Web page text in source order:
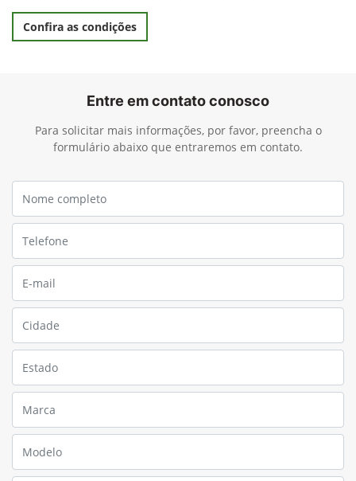
Confira as condições
Entre em contato conosco
Para solicitar mais informações, por favor, preencha o
formulário abaixo que entraremos em contato.